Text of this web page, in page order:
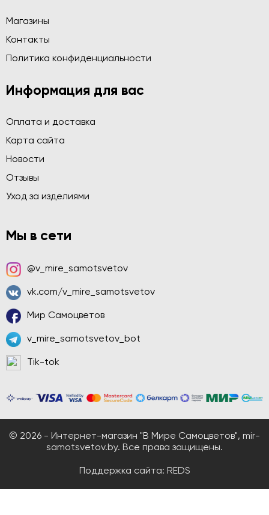
Магазины
Контакты
Политика конфиденциальности
Информация для вас
Оплата и доставка
Карта сайта
Новости
Отзывы
Уход за изделиями
Мы в сети
@v_mire_samotsvetov
vk.com/v_mire_samotsvetov
Мир Самоцветов
v_mire_samotsvetov_bot
Tik-tok
© 2026 - Интернет-магазин "В Мире Самоцветов", mir-
samotsvetov.by. Все права защищены.
Поддержка сайта: REDS